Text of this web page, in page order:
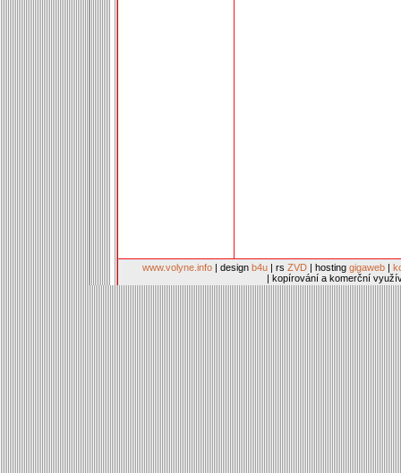
www.volyne.info | design b4u | rs ZVD | hosting gigaweb |
| kopírování a komerční